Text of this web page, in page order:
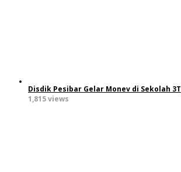
Disdik Pesibar Gelar Monev di Sekolah 3T
1,815 views